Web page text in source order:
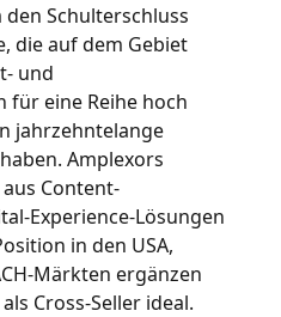
Schulterschluss
die auf dem Gebiet
und
für eine Reihe hoch
jahrzehntelange
Amplexors
Content-
Experience-Lösungen
in den USA,
Märkten ergänzen
Cross-Seller ideal.